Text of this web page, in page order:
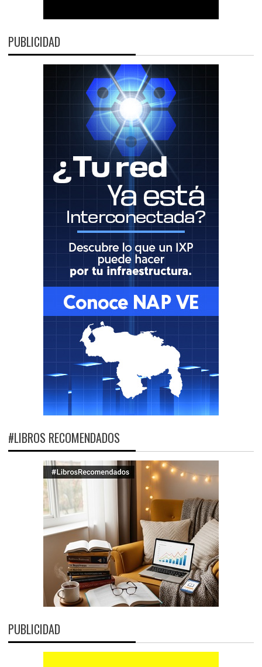
PUBLICIDAD
#LIBROS RECOMENDADOS
PUBLICIDAD